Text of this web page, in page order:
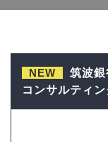
NEW
筑波
コンサルティ